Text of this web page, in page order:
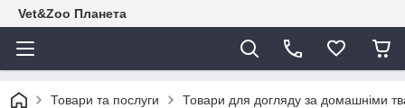
Vet&Zoo Планета
Товари та послуги Товари для догляду за домашніми